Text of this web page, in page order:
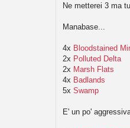
Ne metterei 3 ma
Manabase...
4x Bloodstained
2x Polluted Delta
2x Marsh Flats
4x Badlands
5xSwamp
E' un po'